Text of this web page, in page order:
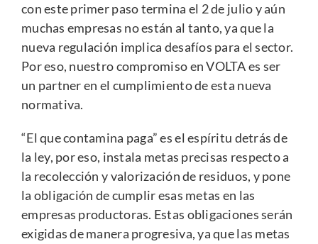
con este primer paso termina el 2 de julio y aún
muchas empresas no están al tanto, ya que la
nueva regulación implica desafíos para el sector.
Por eso, nuestro compromiso en VOLTA es ser
un partner en el cumplimiento de esta nueva
normativa.
“El que contamina paga” es el espíritu detrás de
la ley, por eso, instala metas precisas respecto a
la recolección y valorización de residuos, y pone
la obligación de cumplir esas metas en las
empresas productoras. Estas obligaciones serán
exigidas de manera progresiva, ya que las metas